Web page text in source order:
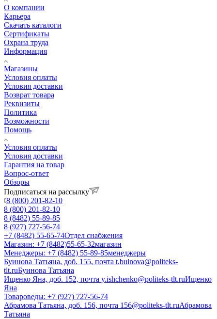
О компании
Карьера
Cкачать каталоги
Сертификаты
Охрана труда
Информация
Магазины
Условия оплаты
Условия доставки
Возврат товара
Реквизиты
Политика
Возможности
Помощь
Условия оплаты
Условия доставки
Гарантия на товар
Вопрос-ответ
Обзоры
Подписаться на рассылку
8 (800) 201-82-10
8 (800) 201-82-10
8 (8482) 55-89-85
8 (927) 727-56-74
+7 (8482) 55-65-74Отдел снабжения
Магазин: +7 (8482)55-65-32магазин
Менеджеры: +7 (8482) 55-89-85менеджеры
Буинова Татьяна, доб. 155, почта t.buinova@politeks-
tlt.ruБуинова Татьяна
Ищенко Яна, доб. 152, почта y.ishchenko@politeks-tlt.ruИщенко
Яна
Товароведы: +7 (927) 727-56-74
Абрамова Татьяна, доб. 156, почта 156@politeks-tlt.ruАбрамова
Татьяна